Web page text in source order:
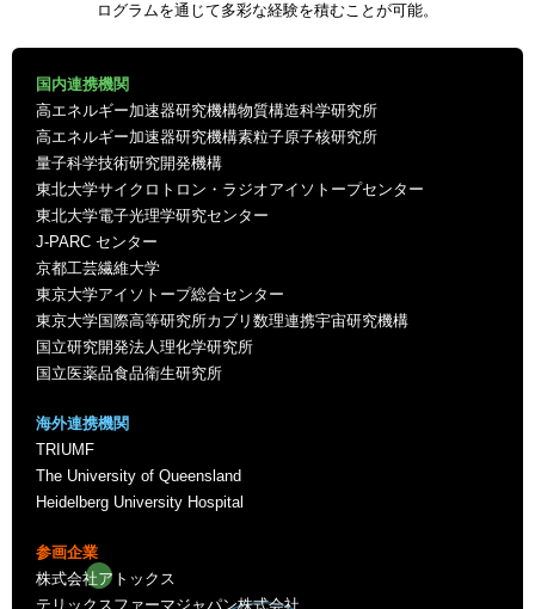
ログラムを通じて多彩な経験を積むことが可能。
国内連携機関
高エネルギー加速器研究機構物質構造科学研究所
高エネルギー加速器研究機構素粒子原子核研究所
量子科学技術研究開発機構
東北大学サイクロトロン・ラジオアイソトープセンター
東北大学電子光理学研究センター
J-PARC センター
京都工芸繊維大学
東京大学アイソトープ総合センター
東京大学国際高等研究所カブリ数理連携宇宙研究機構
国立研究開発法人理化学研究所
国立医薬品食品衛生研究所
海外連携機関
TRIUMF
The University of Queensland
Heidelberg University Hospital
参画企業
株式会社アトックス
テリックスファーマジャパン株式会社